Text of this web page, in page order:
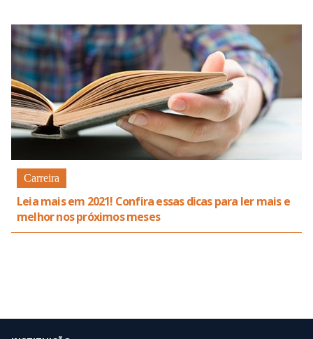
Carreira
Leia mais em 2021! Confira essas dicas para ler mais e
melhor nos próximos meses